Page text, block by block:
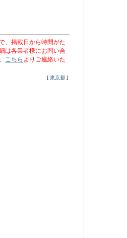
、掲載日から時間がた
は各業者様にお問い合
こちら よりご連絡いた
[ 東京都 ]